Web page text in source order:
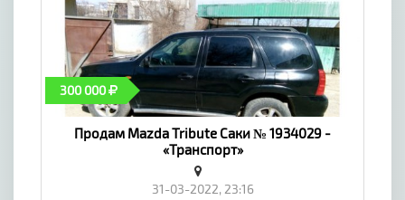
300 000
Продам Mazda Tribute Саки № 1934029 -
«Транспорт»
31-03-2022, 23:16